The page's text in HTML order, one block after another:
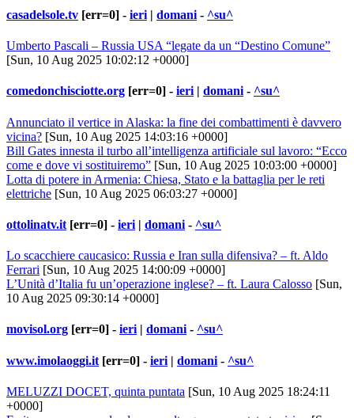
casadelsole.tv [err=0] - ieri | domani - ^su^
Umberto Pascali – Russia USA “legate da un “Destino Comune”
[Sun, 10 Aug 2025 10:02:12 +0000]
comedonchisciotte.org [err=0] - ieri| domani- ^su^
Annunciato il vertice in Alaska: la fine dei combattimenti è davvero
vicina? [Sun, 10 Aug 2025 14:03:16 +0000]
Bill Gates innesta il turbo all’intelligenza artificiale sul lavoro: “Ecco
come e dove vi sostituiremo” [Sun, 10 Aug 2025 10:03:00 +0000]
Lotta di potere in Armenia: Chiesa, Stato e la battaglia per le reti
elettriche [Sun, 10 Aug 2025 06:03:27 +0000]
ottolinatv.it [err=0] - ieri | domani - ^su^
Lo scacchiere caucasico: Russia e Iran sulla difensiva? – ft. Aldo
Ferrari [Sun, 10 Aug 2025 14:00:09 +0000]
L’Unità d’Italia fu un’operazione inglese? – ft. Laura Calosso [Sun,
10 Aug 2025 09:30:14 +0000]
movisol.org [err=0] - ieri| domani- ^su^
www.imolaoggi.it [err=0] - ieri | domani - ^su^
MELUZZI DOCET, quinta puntata [Sun, 10 Aug 2025 18:24:11
+0000]